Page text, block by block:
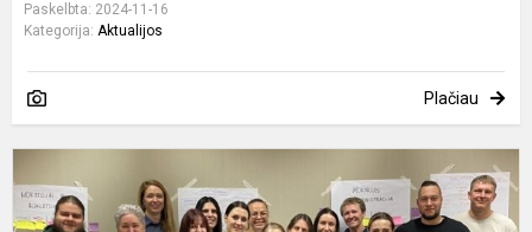
Paskelbta: 2024-11-16
Kategorija: Aktualijos
Plačiau